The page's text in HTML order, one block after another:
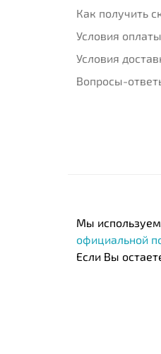
Как получить
Условия оплаты
Условия
Вопросы-
Мы используем
официальной
Если Вы